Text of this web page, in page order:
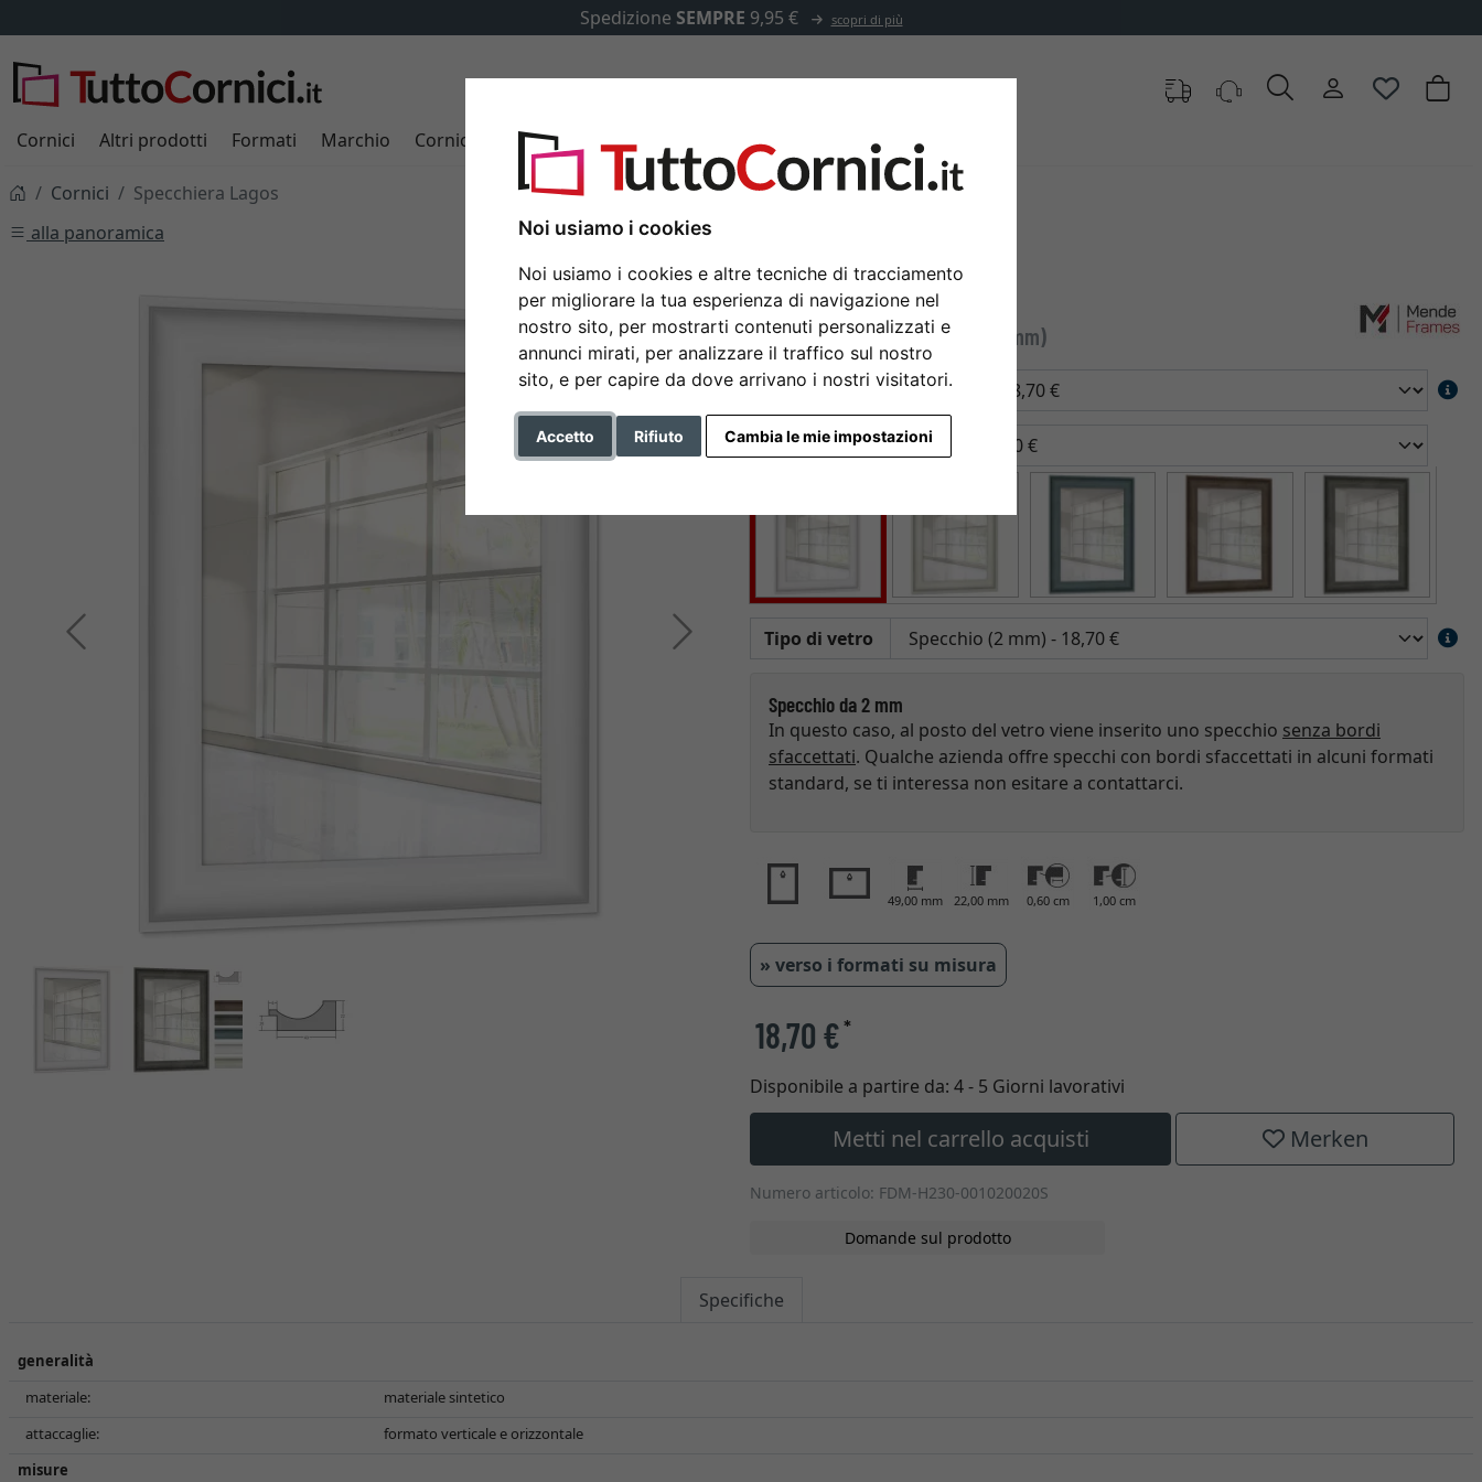
Noi usiamo i cookies
Noi usiamo i cookies e altre tecniche di tracciamento
per migliorare la tua esperienza di navigazione nel
nostro sito, per mostrarti contenuti personalizzati e
annunci mirati, per analizzare il traffico sul nostro
sito, e per capire da dove arrivano i nostri visitatori.
Accetto Rifiuto Cambia le mie impostazioni
Spedizione SEMPRE 9,95 € scopri di più
Cornici Altri prodotti Formati Marchio Cornici su misura Passepartout Accessori
Cornici
Specchiera Lagos
alla panoramica
Indietro Avanti
Specchiera Lagos
20x20 cm | bianco | Specchio (2 mm)
Formato
Colore
Tipo di vetro
Specchio da 2 mm
In questo caso, al posto del vetro viene inserito uno specchio senza bordi
sfaccettati. Qualche azienda offre specchi con bordi sfaccettati in alcuni formati
standard, se ti interessa non esitare a contattarci.
49,00 mm 22,00 mm 0,60 cm 1,00 cm
» verso i formati su misura
18,70 €*
Disponibile a partire da: 4 - 5 Giorni lavorativi
Metti nel carrello acquisti Merken
Numero articolo: FDM-H230-001020020S
Domande sul prodotto
Specifiche
generalità
materiale:
materiale sintetico
attaccaglie:
formato verticale e orizzontale
misure